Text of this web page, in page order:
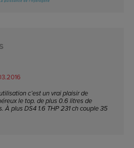
c’est un vrai plaisir de
le top. de plus 0.6 litres de
À plus DS4 1.6 THP 231 ch couple 35